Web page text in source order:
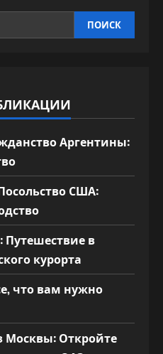
ПОИСК
Аргентины:
США:
Путешествие в
курорта
что вам нужно
Откройте